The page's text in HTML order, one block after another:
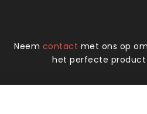
Neem contact met ons op
het perfecte